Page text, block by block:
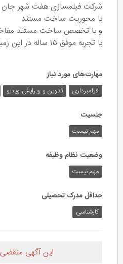
شرکت فیلمسازی هفت شهر جان
با محوریت ساخت مستند
و با تخصص ساخت مستند
با تجربه موفق ۱۵ ساله در این زمینه
مهارت‌های مورد نیاز
فیلمبرداری تدوین و ویرایش ویدیو
جنسیت
مهم نیست
وضعیت نظام وظیفه
مهم‌ نیست
حداقل مدرک تحصیلی
کارشناسی
این آگهی